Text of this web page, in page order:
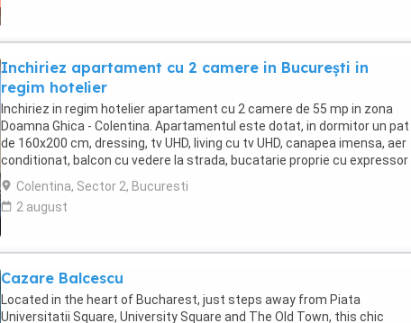
Inchiriez apartament cu 2 camere in București in
regim hotelier
Inchiriez in regim hotelier apartament cu 2 camere de 55 mp in zona
Doamna Ghica - Colentina. Apartamentul este dotat, in dormitor un pat
de 160x200 cm, dressing, tv UHD, living cu tv UHD, canapea imensa, aer
conditionat, balcon cu vedere la strada, bucatarie proprie cu expressor
de cafea, cuptor cu ...
Colentina, Sector 2, Bucuresti
2 august
Cazare Balcescu
Located in the heart of Bucharest, just steps away from Piata
Universitatii Square, University Square and The Old Town, this chic